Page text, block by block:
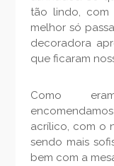
tão lindo, com
melhor só
decoradora
que ficaram
Como
acrílico, com o
sendo mais
bem com a